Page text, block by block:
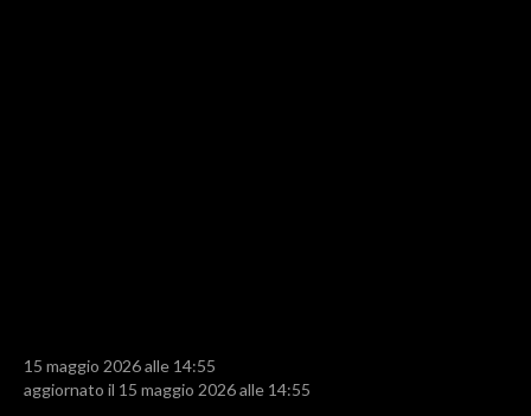
RISULTATI E CLASSIFICHE
15 maggio 2026 alle 14:55
aggiornato il 15 maggio 2026 alle 14:55